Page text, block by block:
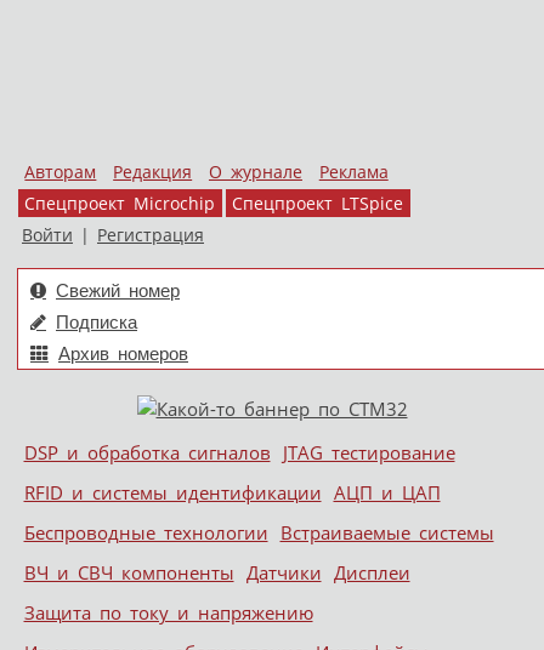
Авторам Редакция О журнале
Реклама
Спецпроект Microchip
Спецпроект LTSpice
Войти | Регистрация
Свежий номер
Подписка
Архив номеров
Меню
Skip to content
DSP и обработка сигналов JTAG тестирование
RFID и системы идентификации АЦП и ЦАП
Беспроводные технологии Встраиваемые системы
ВЧ и СВЧ компоненты Датчики Дисплеи
Защита по току и напряжению